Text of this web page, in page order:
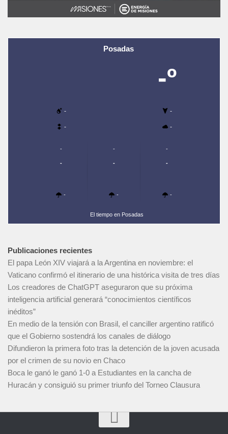
Posadas
-º
- -
- -
-
-
-
-
-
-
-
-
-
El tiempo en Posadas
Publicaciones recientes
El papa León XIV viajará a la Argentina en noviembre: el
Vaticano confirmó el itinerario de una histórica visita de tres días
Los creadores de ChatGPT aseguraron que su próxima
inteligencia artificial generará “conocimientos científicos
inéditos”
En medio de la tensión con Brasil, el canciller argentino ratificó
que el Gobierno sostendrá los canales de diálogo
Difundieron la primera foto tras la detención de la joven acusada
por el crimen de su novio en Chaco
Boca le ganó le ganó 1-0 a Estudiantes en la cancha de
Huracán y consiguió su primer triunfo del Torneo Clausura